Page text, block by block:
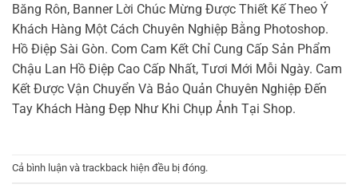
Băng Rôn, Banner Lời Chúc Mừng Được Thiết Kế Theo Ý
Khách Hàng Một Cách Chuyên Nghiệp Bằng Photoshop.
Hồ Điệp Sài Gòn. Com Cam Kết Chỉ Cung Cấp Sản Phẩm
Chậu Lan Hồ Điệp Cao Cấp Nhất, Tươi Mới Mỗi Ngày. Cam
Kết Được Vận Chuyển Và Bảo Quản Chuyên Nghiệp Đến
Tay Khách Hàng Đẹp Như Khi Chụp Ảnh Tại Shop.
Cả bình luận và trackback hiện đều bị đóng.